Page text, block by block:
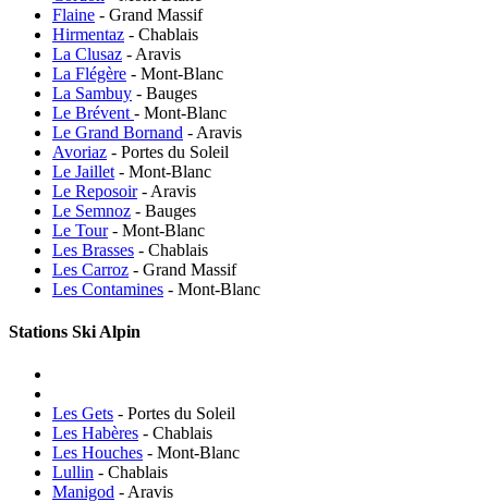
Flaine - Grand Massif
Hirmentaz - Chablais
La Clusaz - Aravis
La Flégère - Mont-Blanc
La Sambuy - Bauges
Le Brévent - Mont-Blanc
Le Grand Bornand - Aravis
Avoriaz - Portes du Soleil
Le Jaillet - Mont-Blanc
Le Reposoir- Aravis
Le Semnoz - Bauges
Le Tour- Mont-Blanc
Les Brasses - Chablais
Les Carroz - Grand Massif
Les Contamines - Mont-Blanc
Stations Ski Alpin
Les Gets - Portes du Soleil
Les Habères - Chablais
Les Houches - Mont-Blanc
Lullin - Chablais
Manigod - Aravis